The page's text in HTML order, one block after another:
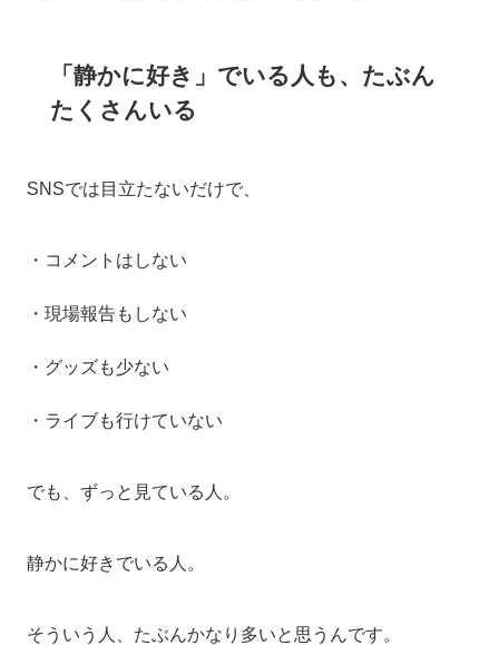
「静かに好き」でいる人も、たぶん
たくさんいる
SNSでは目立たないだけで、
・コメントはしない
・現場報告もしない
・グッズも少ない
・ライブも行けていない
でも、ずっと見ている人。
静かに好きでいる人。
そういう人、たぶんかなり多いと思うんです。